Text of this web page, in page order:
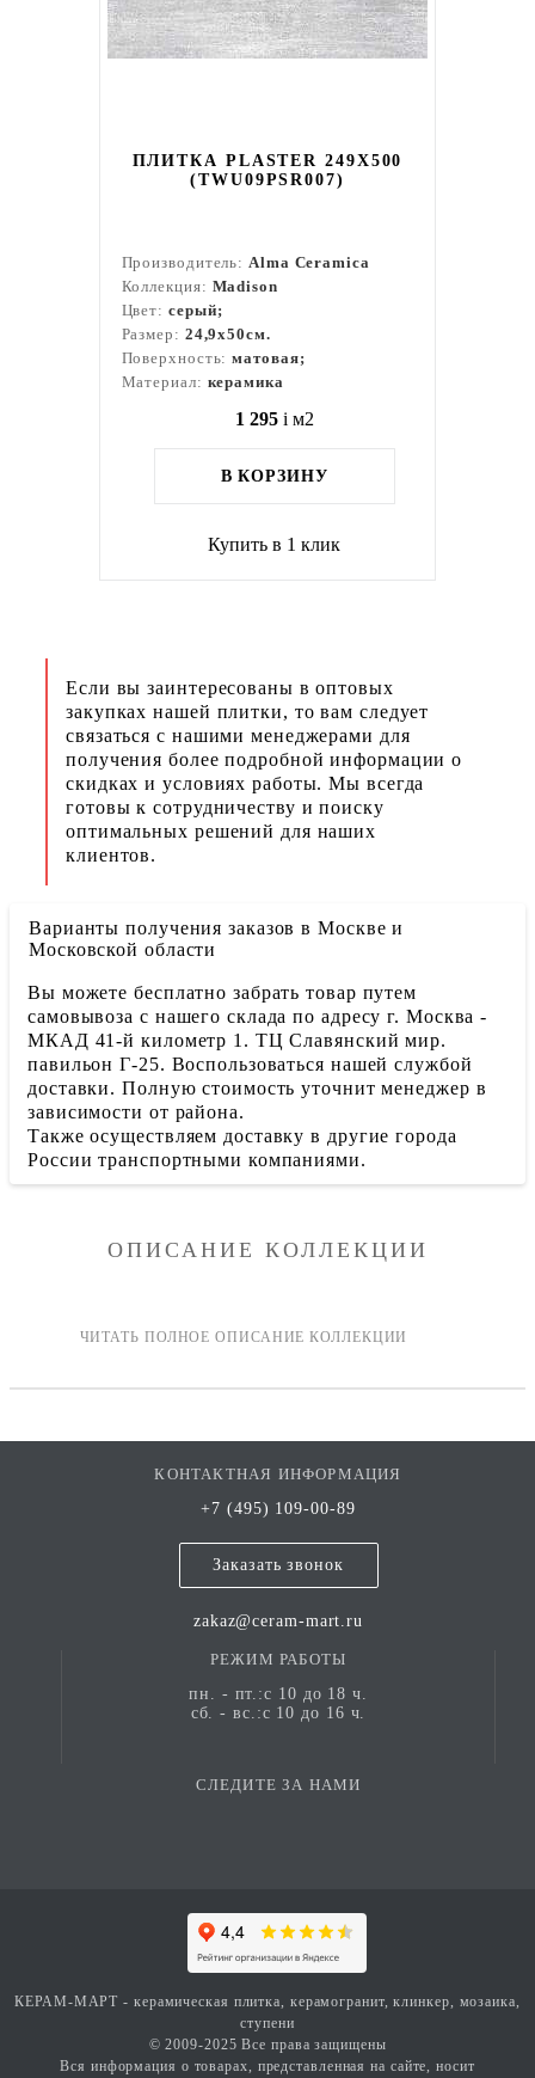
ПЛИТКА PLASTER 249X500
(TWU09PSR007)
Производитель:Alma Ceramica
Коллекция: Madison
Цвет: серый;
Размер: 24,9x50см.
Поверхность:матовая;
Материал: керамика
1 295 i м2
В КОРЗИНУ
Купить в 1 клик
Если вы заинтересованы в оптовых
закупках нашей плитки, то вам следует
связаться с нашими менеджерами для
получения более подробной информации о
скидках и условиях работы. Мы всегда
готовы к сотрудничеству и поиску
оптимальных решений для наших
клиентов.
Варианты получения заказов в Москве и
Московской области
Вы можете бесплатно забрать товар путем
самовывоза с нашего склада по адресу г. Москва -
МКАД 41-й километр 1. ТЦ Славянский мир.
павильон Г-25. Воспользоваться нашей службой
доставки. Полную стоимость уточнит менеджер в
зависимости от района.
Также осуществляем доставку в другие города
России транспортными компаниями.
ОПИСАНИЕ КОЛЛЕКЦИИ
КОНТАКТНАЯ ИНФОРМАЦИЯ
+7 (495) 109-00-89
Заказать звонок
zakaz@ceram-mart.ru
РЕЖИМ РАБОТЫ
пн. - пт.:с 10 до 18 ч.
сб. - вс.:с 10 до 16 ч.
СЛЕДИТЕ ЗА НАМИ
КЕРАМ-МАРТ - керамическая плитка, керамогранит, клинкер, мозаика,
ступени
© 2009-2025 Все права защищены
Вся информация о товарах, представленная на сайте, носит